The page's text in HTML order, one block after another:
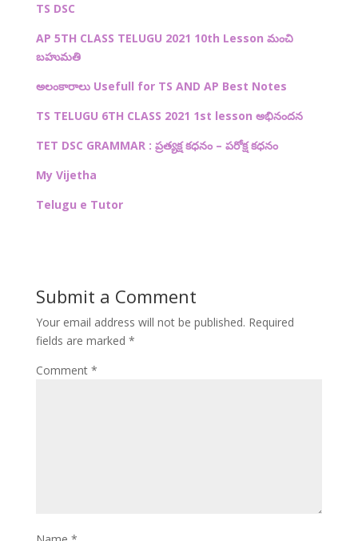
TS DSC
AP 5TH CLASS TELUGU 2021 10th Lesson మంచి
బహుమతి
అలంకారాలు Usefull for TS AND AP Best Notes
TS TELUGU 6TH CLASS 2021 1st lesson అభినందన
TET DSC GRAMMAR : ప్రత్యక్ష కధనం – పరోక్ష కధనం
My Vijetha
Telugu e Tutor
Submit a Comment
Your email address will not be published. Required
fields are marked *
Comment *